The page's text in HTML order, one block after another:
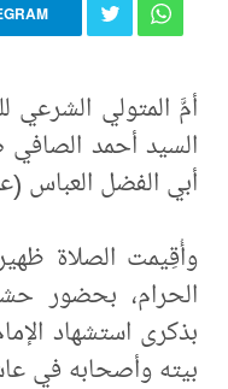
أمَّ المتولي الشرعي
السيد أحمد
أبي الفضل العباس
وأُقِيمت الصلاة
الحرام، بحضور
بذكرى استشهاد
بيته وأصحابه في